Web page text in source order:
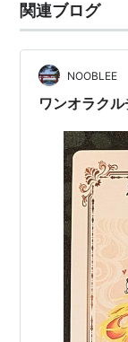
関連ブログ
NOOBLEE
ワンオラク